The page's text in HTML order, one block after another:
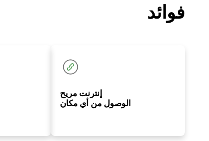
فوائد
إنترنت مريح
الوصول من أي مكان